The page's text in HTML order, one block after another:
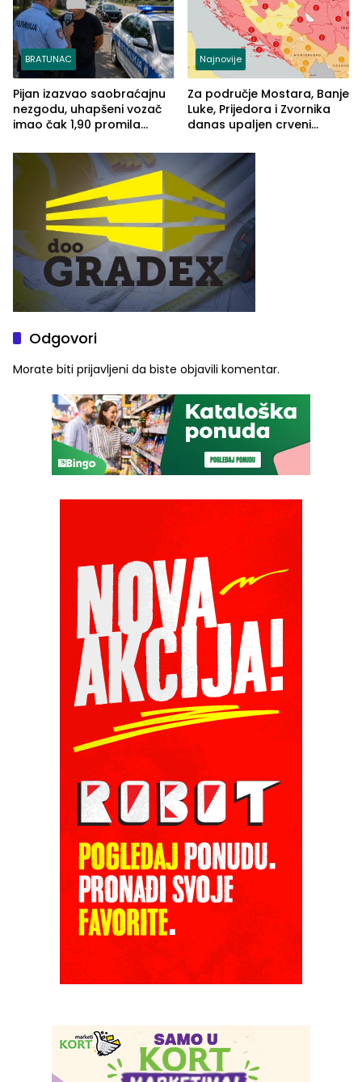
BRATUNAC
Pijan izazvao saobraćajnu
nezgodu, uhapšeni vozač
imao čak 1,90 promila
Najnovije
Za područje Mostara, Banje
Luke, Prijedora i Zvornika
danas upaljen crveni
Odgovori
Morate biti prijavljeni da biste objavili komentar.